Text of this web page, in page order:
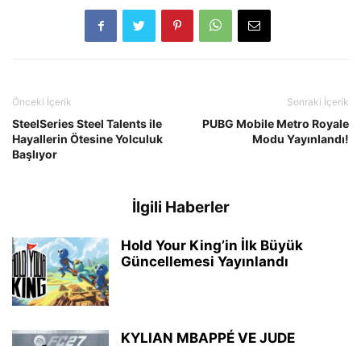
Önceki İçerik
SteelSeries Steel Talents ile
Hayallerin Ötesine Yolculuk
Başlıyor
Sonraki İçerik
PUBG Mobile Metro Royale
Modu Yayınlandı!
İlgili Haberler
Hold Your King’in İlk Büyük
Güncellemesi Yayınlandı
KYLIAN MBAPPÉ VE JUDE